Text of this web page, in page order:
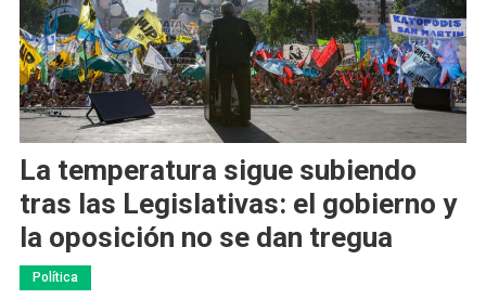
La temperatura sigue subiendo
tras las Legislativas: el gobierno y
la oposición no se dan tregua
Política